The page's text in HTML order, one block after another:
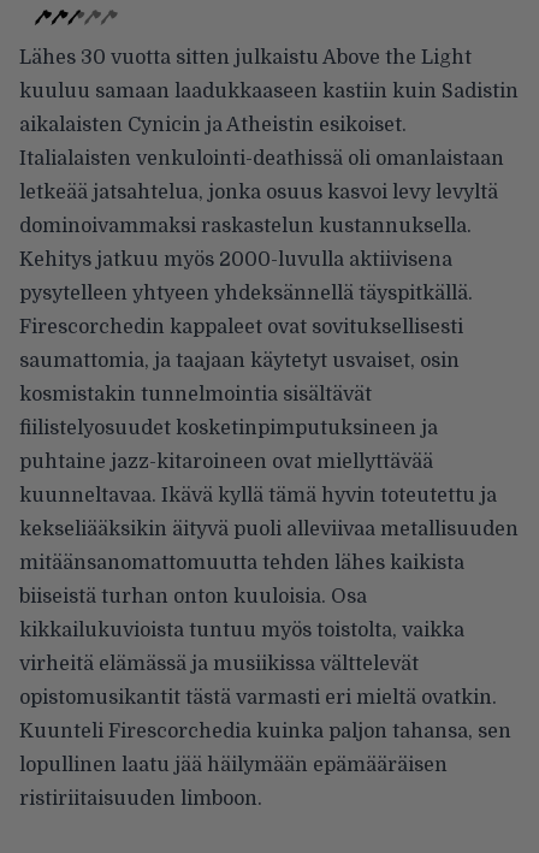
Lähes 30 vuotta sitten julkaistu Above the Light
kuuluu samaan laadukkaaseen kastiin kuin Sadistin
aikalaisten Cynicin ja Atheistin esikoiset.
Italialaisten venkulointi-deathissä oli omanlaistaan
letkeää jatsahtelua, jonka osuus kasvoi levy levyltä
dominoivammaksi raskastelun kustannuksella.
Kehitys jatkuu myös 2000-luvulla aktiivisena
pysytelleen yhtyeen yhdeksännellä täyspitkällä.
Firescorchedin kappaleet ovat sovituksellisesti
saumattomia, ja taajaan käytetyt usvaiset, osin
kosmistakin tunnelmointia sisältävät
fiilistelyosuudet kosketinpimputuksineen ja
puhtaine jazz-kitaroineen ovat miellyttävää
kuunneltavaa. Ikävä kyllä tämä hyvin toteutettu ja
kekseliääksikin äityvä puoli alleviivaa metallisuuden
mitäänsanomattomuutta tehden lähes kaikista
biiseistä turhan onton kuuloisia. Osa
kikkailukuvioista tuntuu myös toistolta, vaikka
virheitä elämässä ja musiikissa välttelevät
opistomusikantit tästä varmasti eri mieltä ovatkin.
Kuunteli Firescorchedia kuinka paljon tahansa, sen
lopullinen laatu jää häilymään epämääräisen
ristiriitaisuuden limboon.